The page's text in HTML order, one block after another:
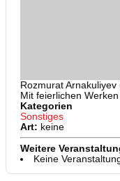
Rozmurat
Mit feierlichen
Kategorien
Sonstiges
Art: keine
Weitere
Keine